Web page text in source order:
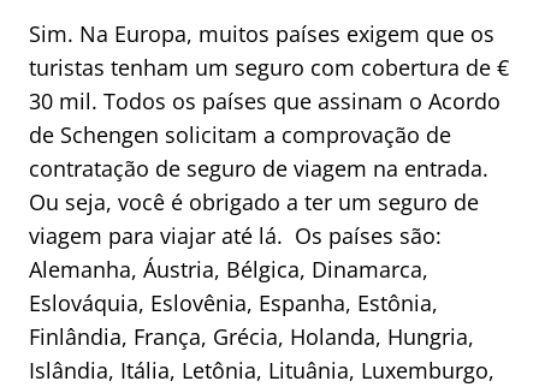
Sim. Na Europa, muitos países exigem que os
turistas tenham um seguro com cobertura de €
30 mil. Todos os países que assinam o Acordo
de Schengen solicitam a comprovação de
contratação de seguro de viagem na entrada.
Ou seja, você é obrigado a ter um seguro de
viagem para viajar até lá. Os países são:
Alemanha, Áustria, Bélgica, Dinamarca,
Eslováquia, Eslovênia, Espanha, Estônia,
Finlândia, França, Grécia, Holanda, Hungria,
Islândia, Itália, Letônia, Lituânia, Luxemburgo,